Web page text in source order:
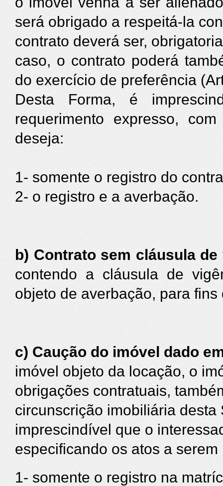
será obrigado a respeitá-la
contrato deverá ser,
caso, o contrato poderá
do exercício de preferência
Desta Forma, é
requerimento expresso,
deseja:
1- somente o registro do
2- o registro e a averbação.
b) Contrato sem cláusula
contendo a cláusula de
objeto de averbação, para
c) Caução do imóvel dado
imóvel objeto da locação, o
obrigações contratuais,
circunscrição imobiliária desta
imprescindível que o
especificando os atos a serem
1- somente o registro na